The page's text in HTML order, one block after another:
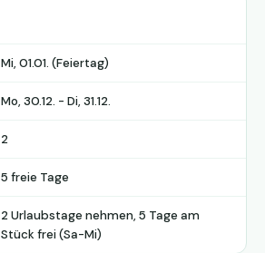
Mi, 01.01. (Feiertag)
Mo, 30.12. - Di, 31.12.
2
5 freie Tage
2 Urlaubstage nehmen, 5 Tage am
Stück frei (Sa-Mi)